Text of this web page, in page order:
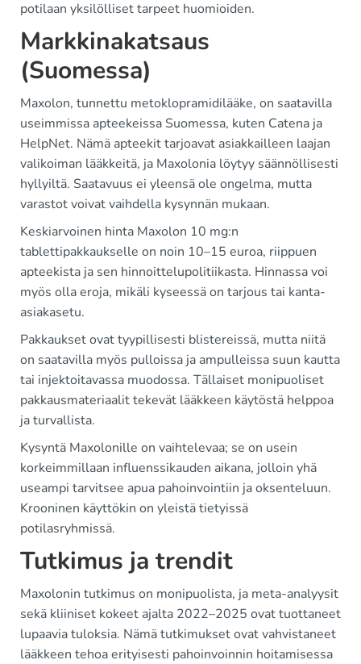
potilaan yksilölliset tarpeet huomioiden.
Markkinakatsaus
(Suomessa)
Maxolon, tunnettu metoklopramidilääke, on saatavilla
useimmissa apteekeissa Suomessa, kuten Catena ja
HelpNet. Nämä apteekit tarjoavat asiakkailleen laajan
valikoiman lääkkeitä, ja Maxolonia löytyy säännöllisesti
hyllyiltä. Saatavuus ei yleensä ole ongelma, mutta
varastot voivat vaihdella kysynnän mukaan.
Keskiarvoinen hinta Maxolon 10 mg:n
tablettipakkaukselle on noin 10–15 euroa, riippuen
apteekista ja sen hinnoittelupolitiikasta. Hinnassa voi
myös olla eroja, mikäli kyseessä on tarjous tai kanta-
asiakasetu.
Pakkaukset ovat tyypillisesti blistereissä, mutta niitä
on saatavilla myös pulloissa ja ampulleissa suun kautta
tai injektoitavassa muodossa. Tällaiset monipuoliset
pakkausmateriaalit tekevät lääkkeen käytöstä helppoa
ja turvallista.
Kysyntä Maxolonille on vaihtelevaa; se on usein
korkeimmillaan influenssikauden aikana, jolloin yhä
useampi tarvitsee apua pahoinvointiin ja oksenteluun.
Krooninen käyttökin on yleistä tietyissä
potilasryhmissä.
Tutkimus ja trendit
Maxolonin tutkimus on monipuolista, ja meta-analyysit
sekä kliiniset kokeet ajalta 2022–2025 ovat tuottaneet
lupaavia tuloksia. Nämä tutkimukset ovat vahvistaneet
lääkkeen tehoa erityisesti pahoinvoinnin hoitamisessa